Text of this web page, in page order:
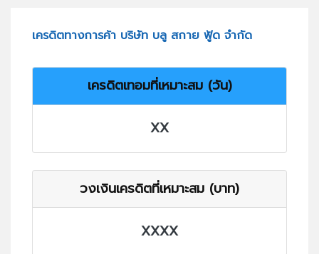
เครดิตทางการค้า บริษัท บลู สกาย ฟู้ด จำกัด
เครดิตเทอมที่เหมาะสม (วัน)
XX
วงเงินเครดิตที่เหมาะสม (บาท)
XXXX